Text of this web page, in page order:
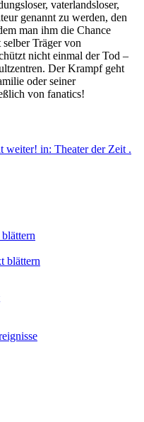
vaterlandsloser,
genannt zu werden, den
man ihm die Chance
Träger von
nicht einmal der Tod –
Der Krampf geht
oder seiner
von fanatics!
weiter! in: Theater der Zeit .
blättern